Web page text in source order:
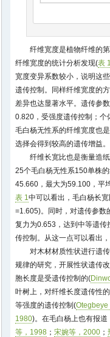
纤维宽度是植物纤维的
纤维宽度的统计分析发现(表
宽度变异系数较小，说明这
遗传控制。同样纤维宽度的
差异也达显著水平。遗传参
0.820，受强度遗传控制；
毛白杨无性系的纤维宽度也
选择会得到较高的遗传增益。
纤维长宽比也是衡量造
25个毛白杨无性系150单株
45.660，最大为59.100，平
表 1中可以看出，毛白杨长
=1.605)。同时，对遗传参数
复力为0.653，达到中等遗
传控制。从这一点可以看出
对木材材质性状进行遗
规律的研究，开展性状遗传
胞长度是受遗传控制的(
叶树上，对纤维长度遗传性
等强度的遗传控制(Otegbeye
1980)。在毛白杨上也有报
等，1998 ； 宋婉等，2000 ；